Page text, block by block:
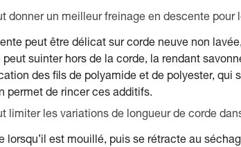
donner un meilleur freinage en descente pour
peut être délicat sur corde neuve non
suinter hors de la corde, la rendant
des fils de polyamide et de polyester, qui
permet de rincer ces additifs.
limiter les variations de longueur de corde
lorsqu’il est mouillé, puis se rétracte au